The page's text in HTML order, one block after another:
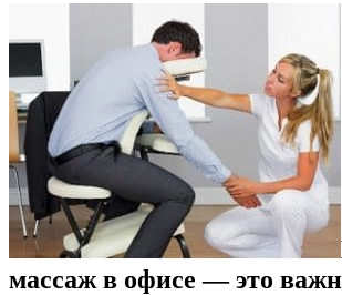
массаж в офисе — это